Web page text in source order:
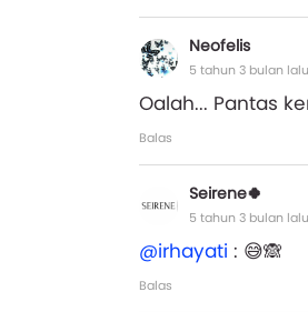
Neofelis
5 tahun 3 bulan lalu
Oalah... Pantas
Balas
Seirene🍀
5 tahun 3 bulan lalu
@irhayati : 😅🙈
Balas